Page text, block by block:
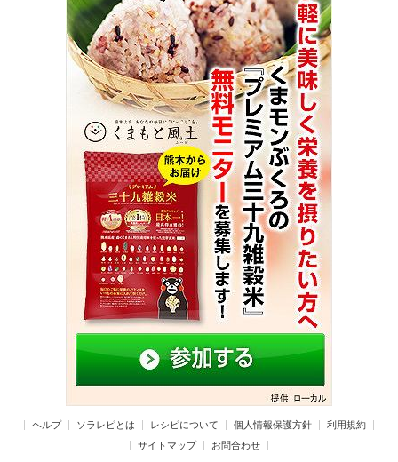
ヘルプ ソラレピとは レシピについて 個人情報保護方針
利用規約
サイトマップ
お問合わせ